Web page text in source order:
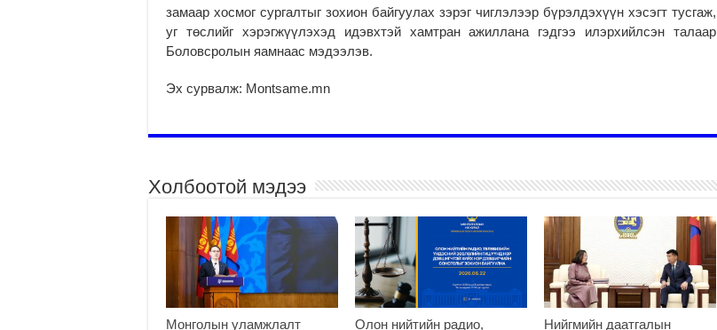
замаар хосмог сургалтыг зохион байгуулах зэрэг чиглэлээр бүрэлдэхүүн хэсэгт тусгаж,
уг төслийг хэрэгжүүлэхэд идэвхтэй хамтран ажиллана гэдгээ илэрхийлсэн талаар
Боловсролын яамнаас мэдээлэв.
Эх сурвалж: Montsame.mn
Холбоотой мэдээ
Монголын уламжлалт
Олон нийтийн радио,
Нийгмийн даатгалын